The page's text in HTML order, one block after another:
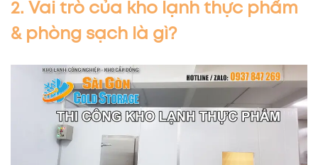
2. Vai trò của kho lạnh thực phẩm
& phòng sạch là gì?